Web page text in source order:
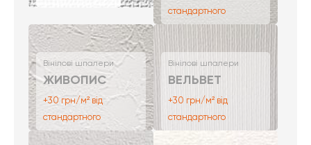
стандартного
Вінілові шпалери
ЖИВОПИС
+30 грн/м² від
стандартного
Вінілові шпалери
ВЕЛЬВЕТ
+30 грн/м² від
стандартного